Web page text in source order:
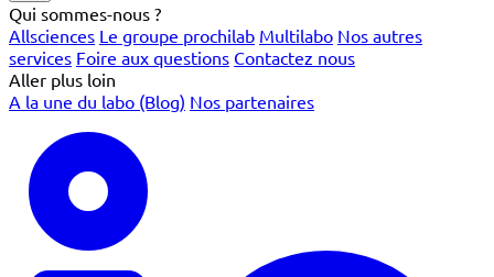
Qui sommes-nous ?
Allsciences Le groupe prochilab Multilabo Nos autres
services Foire aux questions Contactez nous
Aller plus loin
A la une du labo (Blog) Nos partenaires